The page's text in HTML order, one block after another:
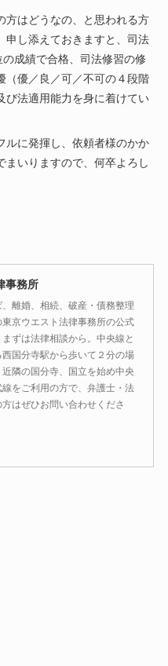
方はどうなの、と思われる方
申し添えておきますと、司法
成績で合格、司法修習の修
（優／良／可／不可の４段階
び法適用能力を身に着けてい
ルに発揮し、依頼者様のかか
まいりますので、何卒よろし
事務所
離婚、相続、破産・債務整理
京ウエスト法律事務所の公式
ずは法律相談から。中央線と
国分寺駅から歩いて２分の場
隣の国分寺、国立を始め中央
をご利用の方で、弁護士・法
はぜひお問い合わせくださ